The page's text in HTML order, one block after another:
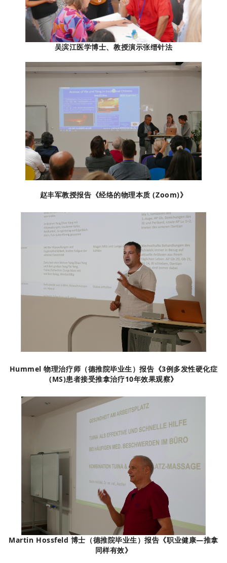
吴滨江医学博士、教授演示张缙针法
赵丰军教授报告《经络的物理本质 (Zoom)》
Hummel 物理治疗师（德推院毕业生）报告《3例多发性硬化症
(MS)患者接受推拿治疗10年效果观察》
Martin Hossfeld 博士 （德推院毕业生）报告《职业健康—推拿
同样有效》